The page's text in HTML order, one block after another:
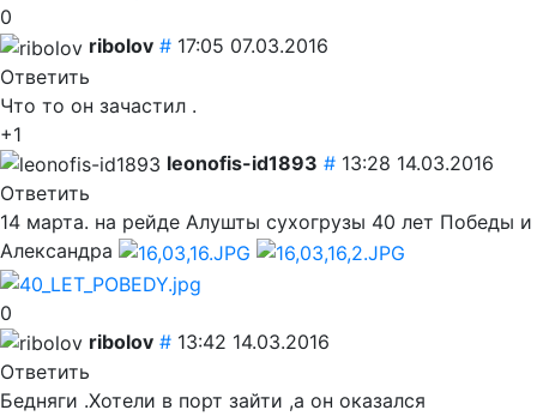
0
ribolov # 17:05 07.03.2016
Ответить
Что то он зачастил .
+1
leonofis-id1893 # 13:28 14.03.2016
Ответить
14 марта. на рейде Алушты сухогрузы 40 лет Победы и
Александра
0
ribolov # 13:42 14.03.2016
Ответить
Бедняги .Хотели в порт зайти ,а он оказался